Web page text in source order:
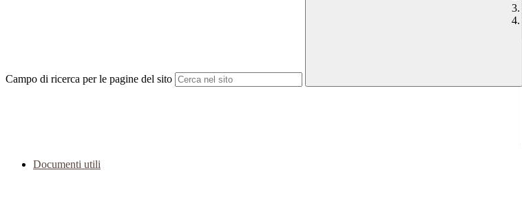
Campo di ricerca per le pagine del sito
Documenti utili